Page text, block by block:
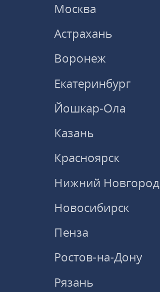
Москва
Астрахань
Воронеж
Екатеринбург
Йошкар-Ола
Казань
Красноярск
Нижний Новгород
Новосибирск
Пенза
Ростов-на-Дону
Рязань